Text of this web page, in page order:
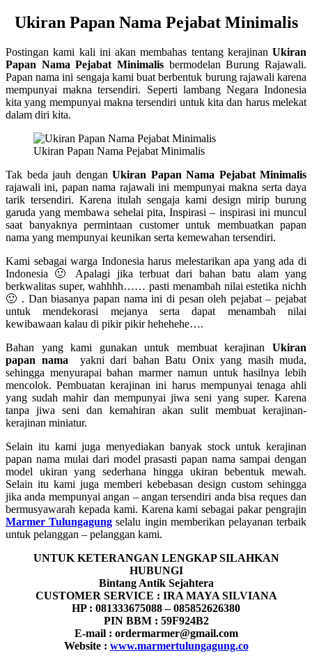
Ukiran Papan Nama Pejabat Minimalis
Postingan kami kali ini akan membahas tentang kerajinan Ukiran
Papan Nama Pejabat Minimalis bermodelan Burung Rajawali.
Papan nama ini sengaja kami buat berbentuk burung rajawali karena
mempunyai makna tersendiri. Seperti lambang Negara Indonesia
kita yang mempunyai makna tersendiri untuk kita dan harus melekat
dalam diri kita.
Ukiran Papan Nama Pejabat Minimalis
Tak beda jauh dengan Ukiran Papan Nama Pejabat Minimalis
rajawali ini, papan nama rajawali ini mempunyai makna serta daya
tarik tersendiri. Karena itulah sengaja kami design mirip burung
garuda yang membawa sehelai pita, Inspirasi – inspirasi ini muncul
saat banyaknya permintaan customer untuk membuatkan papan
nama yang mempunyai keunikan serta kemewahan tersendiri.
Kami sebagai warga Indonesia harus melestarikan apa yang ada di
Indonesia 🙂 Apalagi jika terbuat dari bahan batu alam yang
berkwalitas super, wahhhh…… pasti menambah nilai estetika nichh
🙂 . Dan biasanya papan nama ini di pesan oleh pejabat – pejabat
untuk mendekorasi mejanya serta dapat menambah nilai
kewibawaan kalau di pikir pikir hehehehe….
Bahan yang kami gunakan untuk membuat kerajinan Ukiran
papan nama
yakni dari bahan Batu Onix yang masih muda,
sehingga menyurapai bahan marmer namun untuk hasilnya lebih
mencolok. Pembuatan kerajinan ini harus mempunyai tenaga ahli
yang sudah mahir dan mempunyai jiwa seni yang super. Karena
tanpa jiwa seni dan kemahiran akan sulit membuat kerajinan-
kerajinan miniatur.
Selain itu kami juga menyediakan banyak stock untuk kerajinan
papan nama mulai dari model prasasti papan nama sampai dengan
model ukiran yang sederhana hingga ukiran bebentuk mewah.
Selain itu kami juga memberi kebebasan design custom sehingga
jika anda mempunyai angan – angan tersendiri anda bisa reques dan
bermusyawarah kepada kami. Karena kami sebagai pakar pengrajin
Marmer Tulungagung selalu ingin memberikan pelayanan terbaik
untuk pelanggan – pelanggan kami.
UNTUK KETERANGAN LENGKAP SILAHKAN
HUBUNGI
Bintang Antik Sejahtera
CUSTOMER SERVICE : IRA MAYA SILVIANA
HP : 081333675088 – 085852626380
PIN BBM : 59F924B2
E-mail : ordermarmer@gmail.com
Website : www.marmertulungagung.co